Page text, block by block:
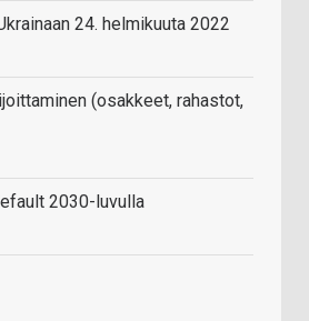
24. helmikuuta 2022
(osakkeet, rahastot,
2030-luvulla